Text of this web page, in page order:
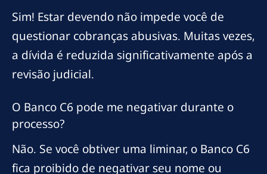
Sim! Estar devendo não impede você de
questionar cobranças abusivas. Muitas vezes,
a dívida é reduzida significativamente após a
revisão judicial.
O Banco C6 pode me negativar durante o
processo?
Não. Se você obtiver uma liminar, o Banco C6
fica proibido de negativar seu nome ou